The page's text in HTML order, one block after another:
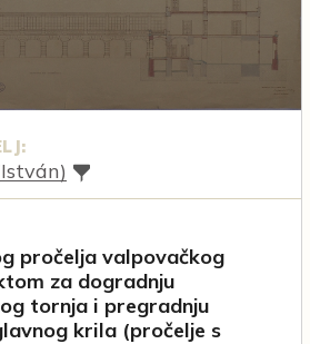
pročelja valpovačkog
za dogradnju
tornja i pregradnju
krila (pročelje s